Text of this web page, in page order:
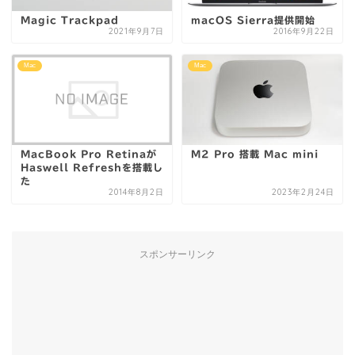
Magic Trackpad
2021年9月7日
macOS Sierra提供開始
2016年9月22日
Mac
MacBook Pro Retinaが
Haswell Refreshを搭載し
た
2014年8月2日
Mac
M2 Pro 搭載 Mac mini
2023年2月24日
スポンサーリンク